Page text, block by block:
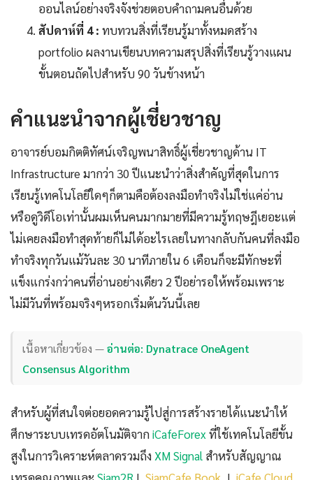
ออนไลน์อย่างจริงจังช่วยตอบคำถามคนอื่นด้วย
สัปดาห์ที่ 4 : ทบทวนสิ่งที่เรียนรู้มาทั้งหมดสร้าง
portfolio ผลงานเขียนบทความสรุปสิ่งที่เรียนรู้วางแผน
ขั้นตอนถัดไปสำหรับ 90 วันข้างหน้า
คำแนะนำจากผู้เชี่ยวชาญ
อาจารย์บอมกิตติทัศน์เจริญพนาสิทธิ์ผู้เชี่ยวชาญด้าน IT
Infrastructure มากว่า 30 ปีแนะนำว่าสิ่งสำคัญที่สุดในการ
เรียนรู้เทคโนโลยีใดๆก็ตามคือต้องลงมือทำจริงไม่ใช่แค่อ่าน
หรือดูวิดีโอเท่านั้นผมเห็นคนมากมายที่มีความรู้ทฤษฎีเยอะแต่
ไม่เคยลงมือทำสุดท้ายก็ไม่ได้อะไรเลยในทางกลับกันคนที่ลงมือ
ทำจริงทุกวันแม้วันละ 30 นาทีภายใน 6 เดือนก็จะมีทักษะที่
แข็งแกร่งกว่าคนที่อ่านอย่างเดียว 2 ปีอย่ารอให้พร้อมเพราะ
ไม่มีวันที่พร้อมจริงๆหรอกเริ่มต้นวันนี้เลย
เนื้อหาเกี่ยวข้อง —อ่านต่อ: Dynatrace OneAgent
Consensus Algorithm
สำหรับผู้ที่สนใจต่อยอดความรู้ไปสู่การสร้างรายได้แนะนำให้
ศึกษาระบบเทรดอัตโนมัติจากiCafeForex ที่ใช้เทคโนโลยีขั้น
สูงในการวิเคราะห์ตลาดรวมถึง XM Signal สำหรับสัญญาณ